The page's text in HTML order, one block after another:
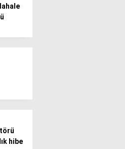
Politika / Siyaset
hibe